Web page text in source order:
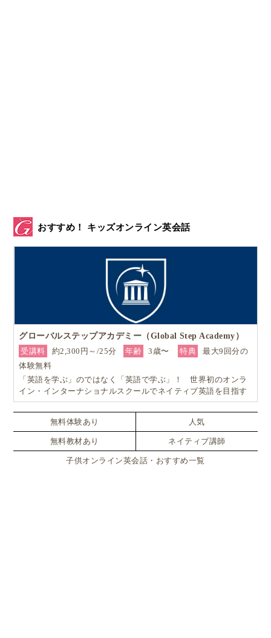
おすすめ！ キッズオンライン英会話
グローバルステップアカデミー（Global Step Academy）
受講料
約2,300円～/25分 年齢 3歳〜 特典
最大9回分の
体験無料
「英語を学ぶ」のではなく「英語で学ぶ」！ 世界初のオンラ
イン・インターナショナルスクールでネイティブ英語を目指す
無料体験あり 人気
無料教材あり ネイティブ講師
子供オンライン英会話・おすすめ一覧